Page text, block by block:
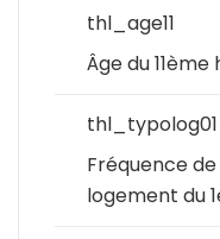
thl_age11
Âge du
thl_typolog01
Fréquence
logement du